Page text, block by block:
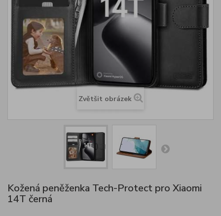
Zvětšit obrázek
Kožená peněženka Tech-Protect pro Xiaomi
14T černá